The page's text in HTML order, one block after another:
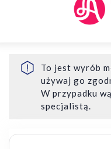
To jest wyrób
używaj go
W przypadku
specjalistą.